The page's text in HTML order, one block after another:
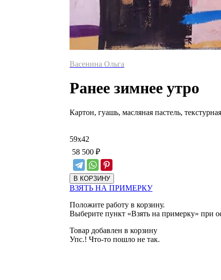
Васенина Ольга
Ранее зимнее утро
Картон, гуашь, масляная пастель,
59х42
58 500 ₽
ВЗЯТЬ НА ПРИМЕРКУ
Положите работу в корзину.
Выберите пункт «Взять на примерку» при
Товар добавлен в корзину
Упс.! Что-то пошло не так.